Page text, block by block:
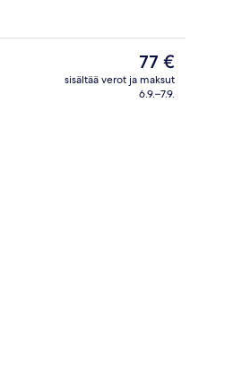
Nykyinen
hinta
on
77 €
sisältää verot ja maksut
6.9.–7.9.